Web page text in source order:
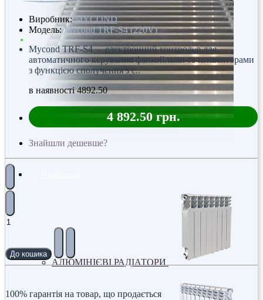
АЛЮМІНІЄВІ РАДІАТОРИ
Виробник:MYCOND
Модель:Mycond TRF-S4 (220V)
Mycond TRF-S4 - електронний контролер для
автоматичного керування фанкойлами та конвекторами
з функцією сполучення з с..
в наявності4892.50
4 892.50 грн.
Знайшли дешевше?
До кошика
100% гарантія на товар, що продається